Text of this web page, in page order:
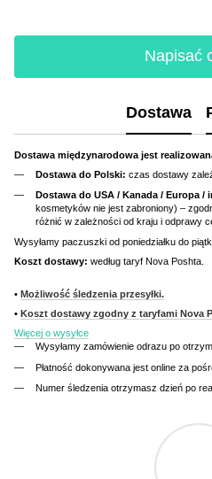
Napisać
Dostawa
Dostawa międzynarodowa jest
Dostawa do Polski: czas dostawy
Dostawa do USA / Kanada / Europa /
kosmetyków nie jest zabroniony) –
różnić w zależności od kraju i odprawy
Wysyłamy paczuszki od poniedziałku do
Koszt dostawy: według taryf Nova Poshta.
• Możliwość śledzenia przesyłki.
• Koszt dostawy zgodny z taryfami Nova
Więcej o wysyłce
Wysyłamy zamówienie odrazu po
Płatność dokonywana jest online za
Numer śledzenia otrzymasz dzień po